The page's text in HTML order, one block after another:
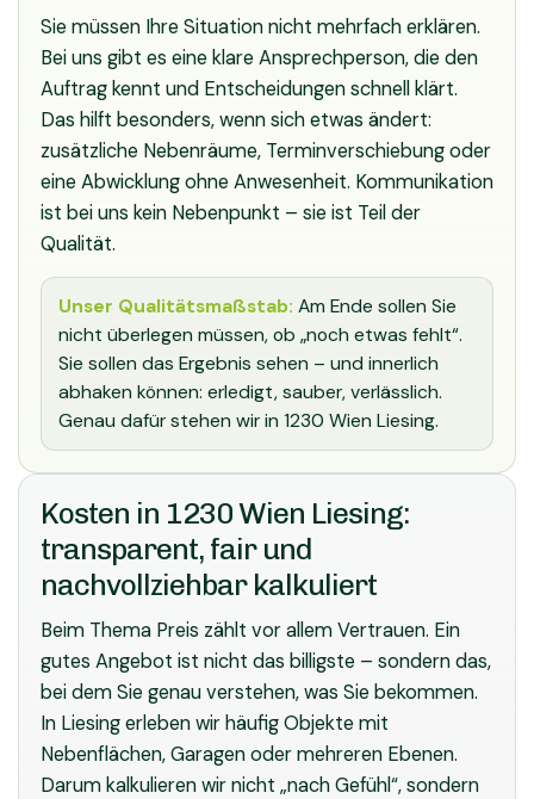
Sie müssen Ihre Situation nicht mehrfach erklären.
Bei uns gibt es eine klare Ansprechperson, die den
Auftrag kennt und Entscheidungen schnell klärt.
Das hilft besonders, wenn sich etwas ändert:
zusätzliche Nebenräume, Terminverschiebung oder
eine Abwicklung ohne Anwesenheit. Kommunikation
ist bei uns kein Nebenpunkt – sie ist Teil der
Qualität.
Unser Qualitätsmaßstab: Am Ende sollen Sie
nicht überlegen müssen, ob „noch etwas fehlt“.
Sie sollen das Ergebnis sehen – und innerlich
abhaken können: erledigt, sauber, verlässlich.
Genau dafür stehen wir in 1230 Wien Liesing.
Kosten in 1230 Wien Liesing:
transparent, fair und
nachvollziehbar kalkuliert
Beim Thema Preis zählt vor allem Vertrauen. Ein
gutes Angebot ist nicht das billigste – sondern das,
bei dem Sie genau verstehen, was Sie bekommen.
In Liesing erleben wir häufig Objekte mit
Nebenflächen, Garagen oder mehreren Ebenen.
Darum kalkulieren wir nicht „nach Gefühl“, sondern